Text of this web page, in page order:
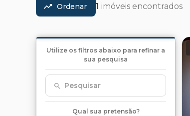
Ordenar 1 imóveis encontrados
Utilize os filtros abaixo para refinar a
sua pesquisa
Pesquisar
Qual sua pretensão?